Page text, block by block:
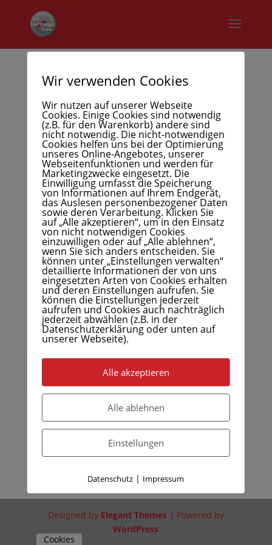
Lothar Gerber
Designed by Elegant Themes| Powered by
WordPress
Cookies
Wir verwenden Cookies
Wir nutzen auf unserer Webseite
Cookies. Einige Cookies sind notwendig
(z.B. für den Warenkorb) andere sind
nicht notwendig. Die nicht-notwendigen
Cookies helfen uns bei der Optimierung
unseres Online-Angebotes, unserer
Webseitenfunktionen und werden für
Marketingzwecke eingesetzt. Die
Einwilligung umfasst die Speicherung
von Informationen auf Ihrem Endgerät,
das Auslesen personenbezogener Daten
sowie deren Verarbeitung. Klicken Sie
auf „Alle akzeptieren“, um in den Einsatz
von nicht notwendigen Cookies
einzuwilligen oder auf „Alle ablehnen“,
wenn Sie sich anders entscheiden. Sie
können unter „Einstellungen verwalten“
detaillierte Informationen der von uns
eingesetzten Arten von Cookies erhalten
und deren Einstellungen aufrufen. Sie
können die Einstellungen jederzeit
aufrufen und Cookies auch nachträglich
jederzeit abwählen (z.B. in der
Datenschutzerklärung oder unten auf
unserer Webseite).
Alle akzeptieren
Alle ablehnen
Einstellungen
Datenschutz | Impressum